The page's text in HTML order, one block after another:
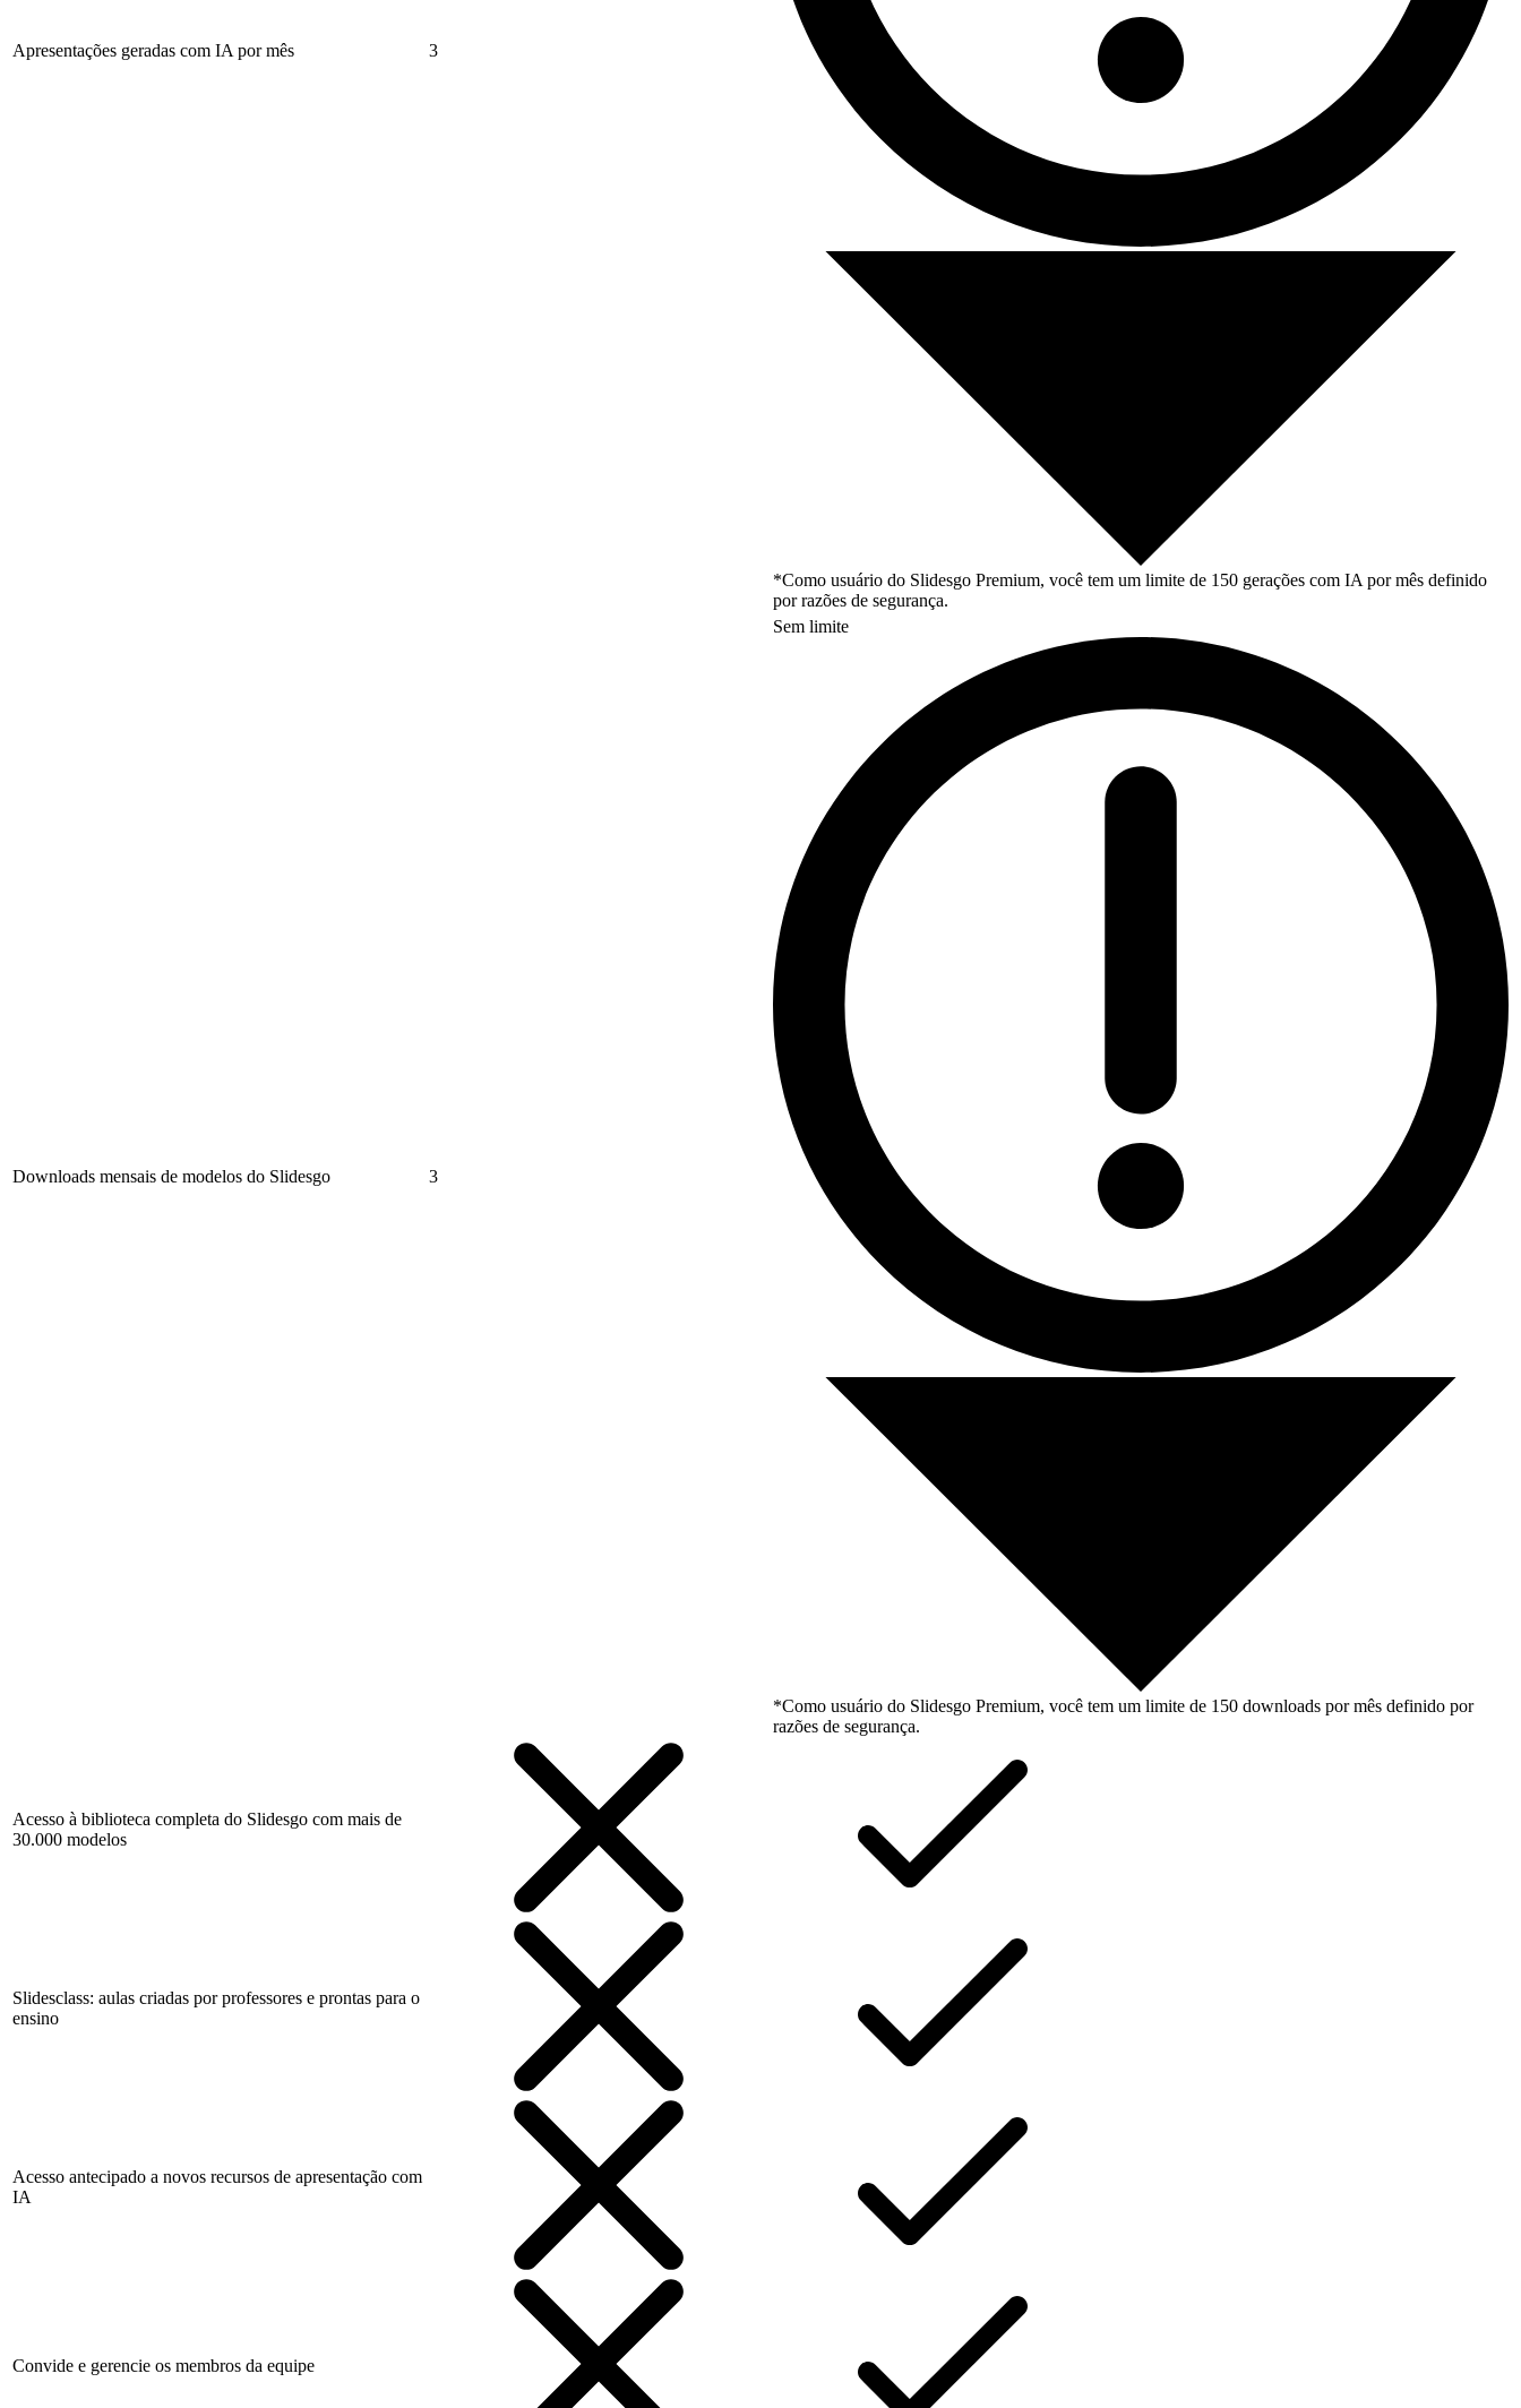
Apresentações geradas com IA por mês 3
*Como usuário do Slidesgo Premium, você tem um limite de 150 gerações com IA por mês definido
por razões de segurança.
Downloads mensais de modelos do Slidesgo 3
Sem limite
*Como usuário do Slidesgo Premium, você tem um limite de 150 downloads por mês definido por
razões de segurança.
Acesso à biblioteca completa do Slidesgo com mais de
30.000 modelos
Slidesclass: aulas criadas por professores e prontas para o
ensino
Acesso antecipado a novos recursos de apresentação com
IA
Convide e gerencie os membros da equipe